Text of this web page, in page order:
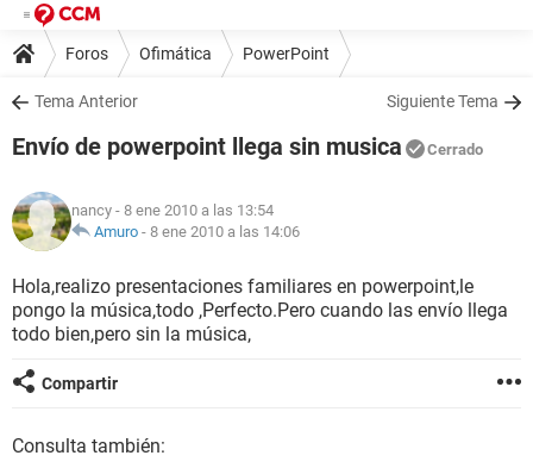
Foros Ofimática PowerPoint
Tema Anterior Siguiente Tema
Envío de powerpoint llega sin musica Cerrado
nancy - 8 ene 2010 a las 13:54
Amuro - 8 ene 2010 a las 14:06
Hola,realizo presentaciones familiares en powerpoint,le
pongo la música,todo ,Perfecto.Pero cuando las envío llega
todo bien,pero sin la música,
Compartir
Consulta también: